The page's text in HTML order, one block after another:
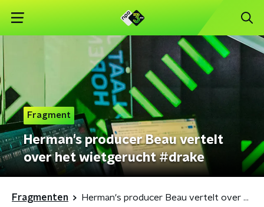
Fragment
Herman's producer Beau vertelt
over het wietgerucht #drake
Fragmenten Herman's producer Beau vertelt over het wietgerucht #drake